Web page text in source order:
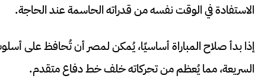
الاستفادة في الوقت نفسه من قدراته الحاسمة عند الحاجة.
إذا بدأ صلاح المباراة أساسيًا، يُمكن لمصر أن تُحافظ على
السريعة، مما يُعظم من تحركاته خلف خط دفاع متقدم.